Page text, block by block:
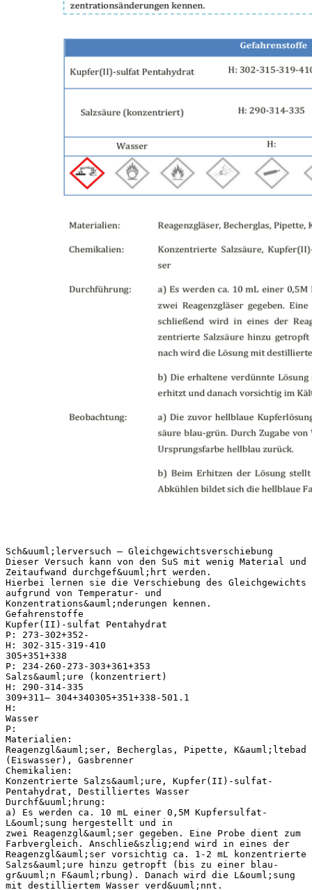
Sch&uuml;lerversuch – Gleichgewichtsverschiebung
Dieser Versuch kann von den SuS mit wenig Material und
Zeitaufwand durchgef&uuml;hrt werden.
Hierbei lernen sie die Verschiebung des Gleichgewichts
aufgrund von Temperatur- und
Konzentrations&auml;nderungen kennen.
Gefahrenstoffe
Kupfer(II)-sulfat Pentahydrat
P: 273-302+352-
H: 302-315-319-410
305+351+338
P: 234-260-273-303+361+353
Salzs&auml;ure (konzentriert)
H: 290-314-335
309+311– 304+340305+351+338-501.1
H:
Wasser
P:
Materialien:
Reagenzgl&auml;ser, Becherglas, Pipette, K&auml;ltebad
(Eiswasser), Gasbrenner
Chemikalien:
Konzentrierte Salzs&auml;ure, Kupfer(II)-sulfat-
Pentahydrat, Destilliertes Wasser
Durchf&uuml;hrung:
a) Es werden ca. 10 mL einer 0,5M Kupfersulfat-
L&ouml;sung hergestellt und in
zwei Reagenzgl&auml;ser gegeben. Eine Probe dient zum
Farbvergleich. Anschlie&szlig;end wird in eines der
Reagenzgl&auml;ser vorsichtig ca. 1-2 mL konzentrierte
Salzs&auml;ure hinzu getropft (bis zu einer blau-
gr&uuml;n F&auml;rbung). Danach wird die L&ouml;sung
mit destilliertem Wasser verd&uuml;nnt.